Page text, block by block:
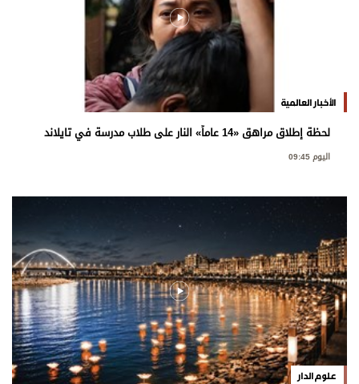
الأخبار العالمية
لحظة إطلاق مراهق «14 عاماً» النار على طلاب مدرسة في تايلاند
اليوم 09:45
علوم الدار